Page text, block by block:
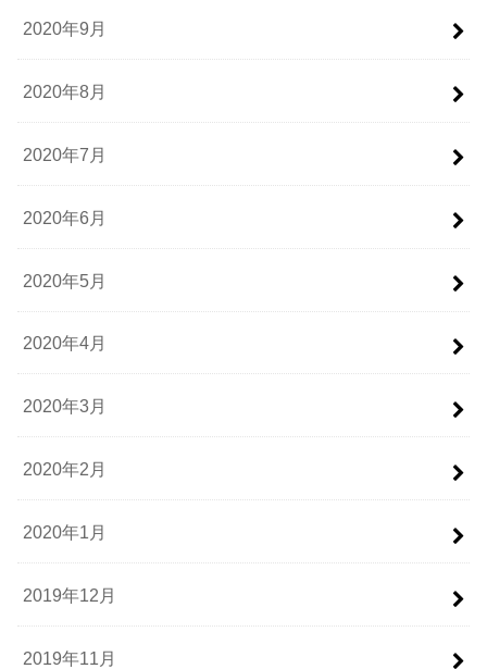
2020年9月
2020年8月
2020年7月
2020年6月
2020年5月
2020年4月
2020年3月
2020年2月
2020年1月
2019年12月
2019年11月